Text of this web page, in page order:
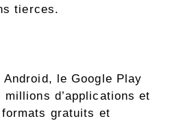
tierces.
le Google Play
millions d’applications et
gratuits et